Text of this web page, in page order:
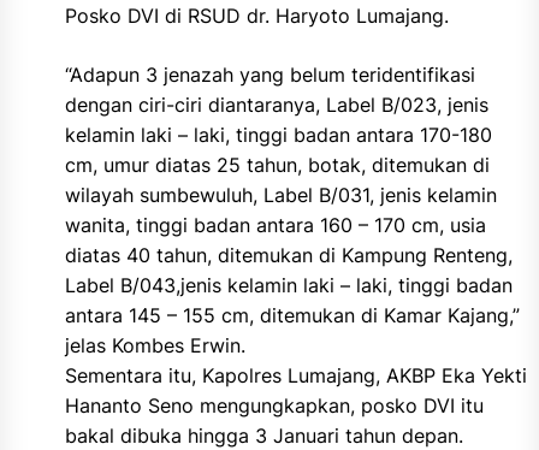
Posko DVI di RSUD dr. Haryoto Lumajang.
“Adapun 3 jenazah yang belum teridentifikasi
dengan ciri-ciri diantaranya, Label B/023, jenis
kelamin laki – laki, tinggi badan antara 170-180
cm, umur diatas 25 tahun, botak, ditemukan di
wilayah sumbewuluh, Label B/031, jenis kelamin
wanita, tinggi badan antara 160 – 170 cm, usia
diatas 40 tahun, ditemukan di Kampung Renteng,
Label B/043,jenis kelamin laki – laki, tinggi badan
antara 145 – 155 cm, ditemukan di Kamar Kajang,”
jelas Kombes Erwin.
Sementara itu, Kapolres Lumajang, AKBP Eka Yekti
Hananto Seno mengungkapkan, posko DVI itu
bakal dibuka hingga 3 Januari tahun depan.